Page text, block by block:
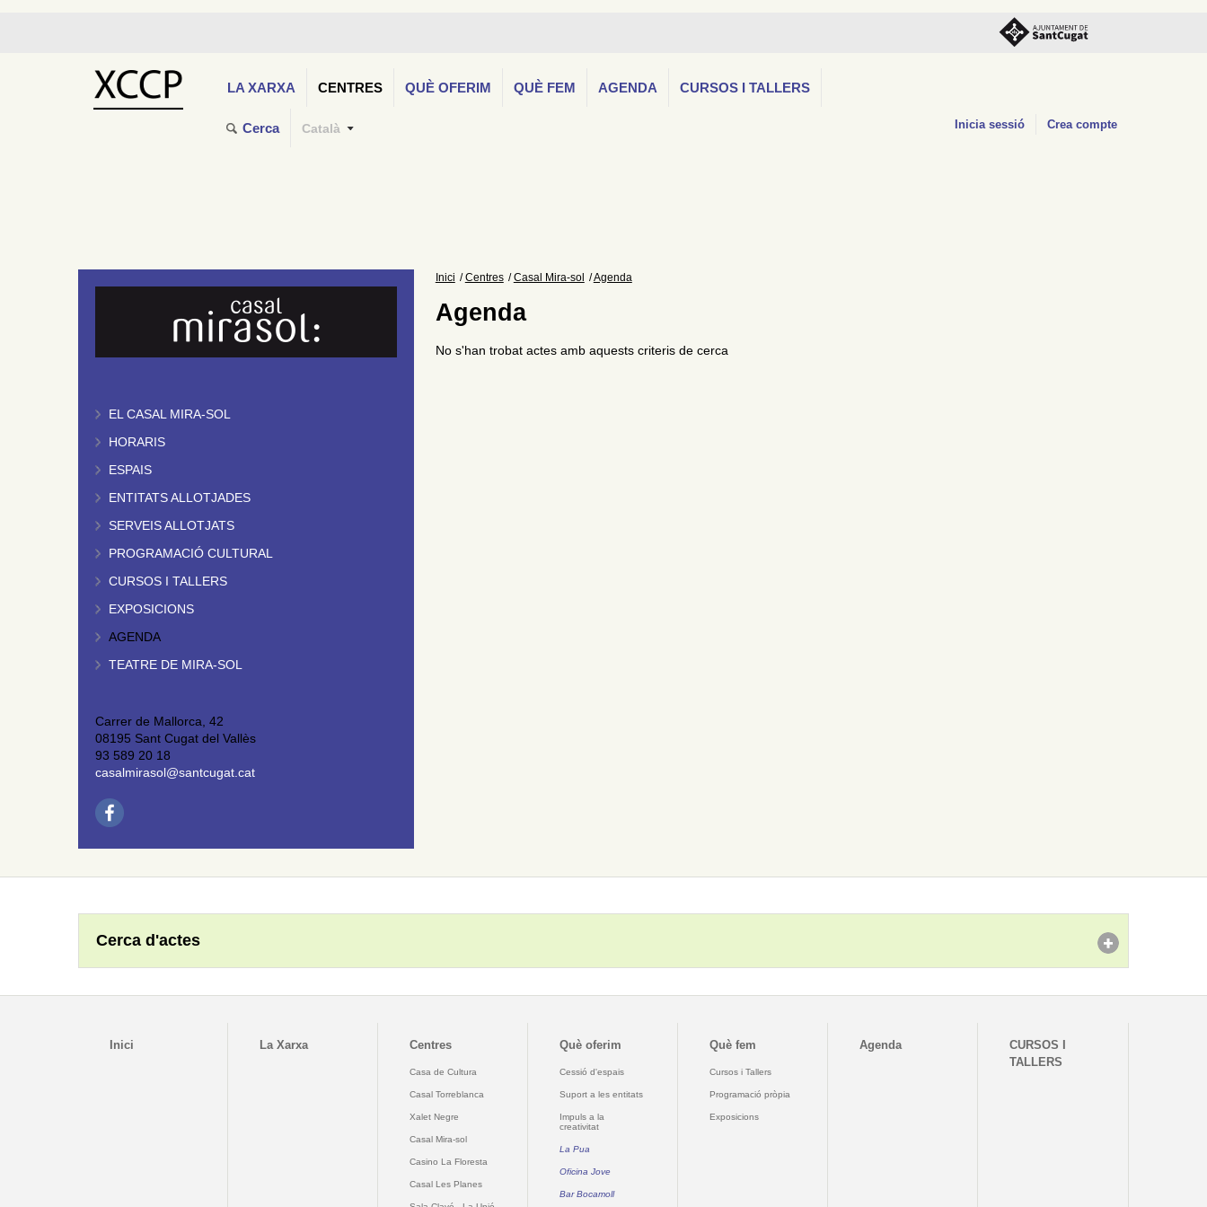
LA XARXA CENTRES QUÈ OFERIM QUÈ FEM AGENDA CURSOS I TALLERS
Cerca Català Inicia sessió Crea compte
EL CASAL MIRA-SOL
HORARIS
ESPAIS
ENTITATS ALLOTJADES
SERVEIS ALLOTJATS
PROGRAMACIÓ CULTURAL
CURSOS I TALLERS
EXPOSICIONS
AGENDA
TEATRE DE MIRA-SOL
Carrer de Mallorca, 42
08195 Sant Cugat del Vallès
93 589 20 18
casalmirasol@santcugat.cat
Inici Centres Casal Mira-sol Agenda
Agenda
No s'han trobat actes amb aquests criteris de cerca
Cerca d'actes
Inici La Xarxa Centres
Casa de Cultura
Casal Torreblanca
Xalet Negre
Casal Mira-sol
Casino La Floresta
Casal Les Planes
Què oferim
Cessió d'espais
Suport a les entitats
Impuls a la
creativitat
La Pua
Oficina Jove
Bar Bocamoll
Què fem
Cursos i Tallers
Programació pròpia
Exposicions
Agenda
CURSOS I
TALLERS